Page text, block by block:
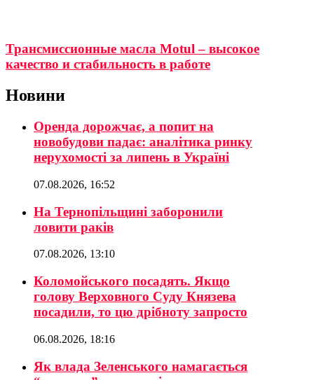
Трансмиссионные масла Motul – высокое
качество и стабильность в работе
Новини
Оренда дорожчає, а попит на
новобудови падає: аналітика ринку
нерухомості за липень в Україні
07.08.2026, 16:52
На Тернопільщині заборонили
ловити раків
07.08.2026, 13:10
Коломойського посадять. Якщо
голову Верховного Суду Князева
посадили, то цю дрібноту запросто
06.08.2026, 18:16
Як влада Зеленського намагається